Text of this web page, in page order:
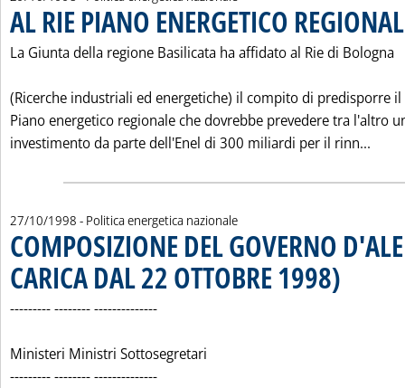
AL RIE PIANO ENERGETICO
La Giunta della regione Basilicata ha affidato al Rie di Bologna
(Ricerche industriali ed energetiche) il compito di predisporre il
Piano energetico regionale che dovrebbe prevedere tra l'altro
investimento da parte dell'Enel di 300 miliardi per il rinn...
27/10/1998 - Politica energetica nazionale
COMPOSIZIONE DEL GOVERNO
CARICA DAL 22 OTTOBRE 1998)
--------- -------- --------------
Ministeri Ministri Sottosegretari
--------- -------- --------------